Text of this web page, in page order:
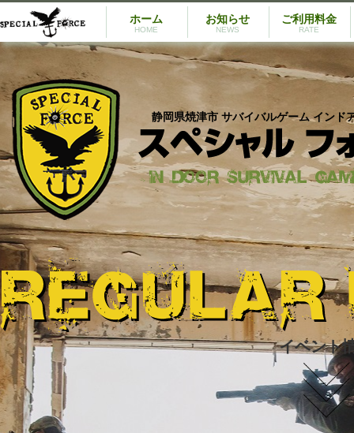
ホーム
HOME
お知らせ
NEWS
ご利用料金
RATE
静岡県焼津市 サバイバルゲーム インド
イベント